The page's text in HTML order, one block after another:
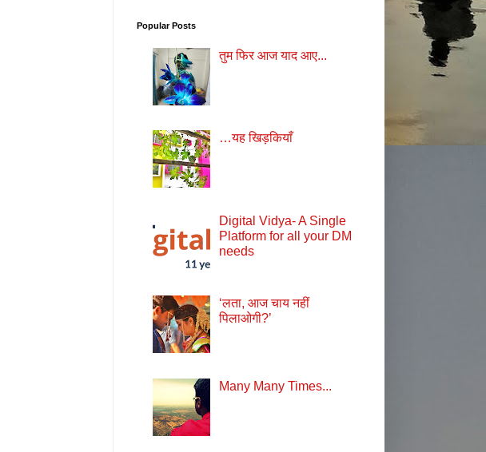
Popular Posts
तुम फिर आज याद आए...
…यह खिड़कियाँ
Digital Vidya- A Single
Platform for all your DM
needs
‘लता, आज चाय नहीं
पिलाओगी?’
Many Many Times...